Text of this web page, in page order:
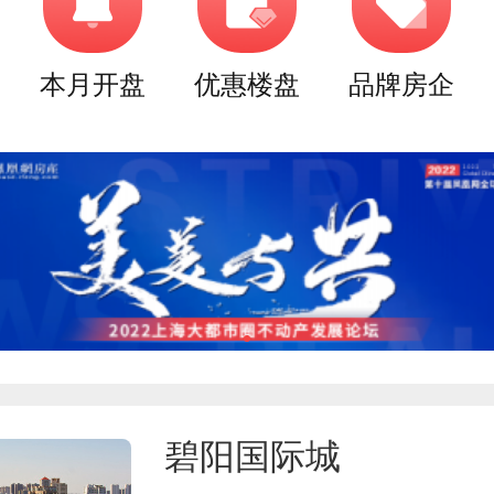
本月开盘 优惠楼盘 品牌房企
碧阳国际城